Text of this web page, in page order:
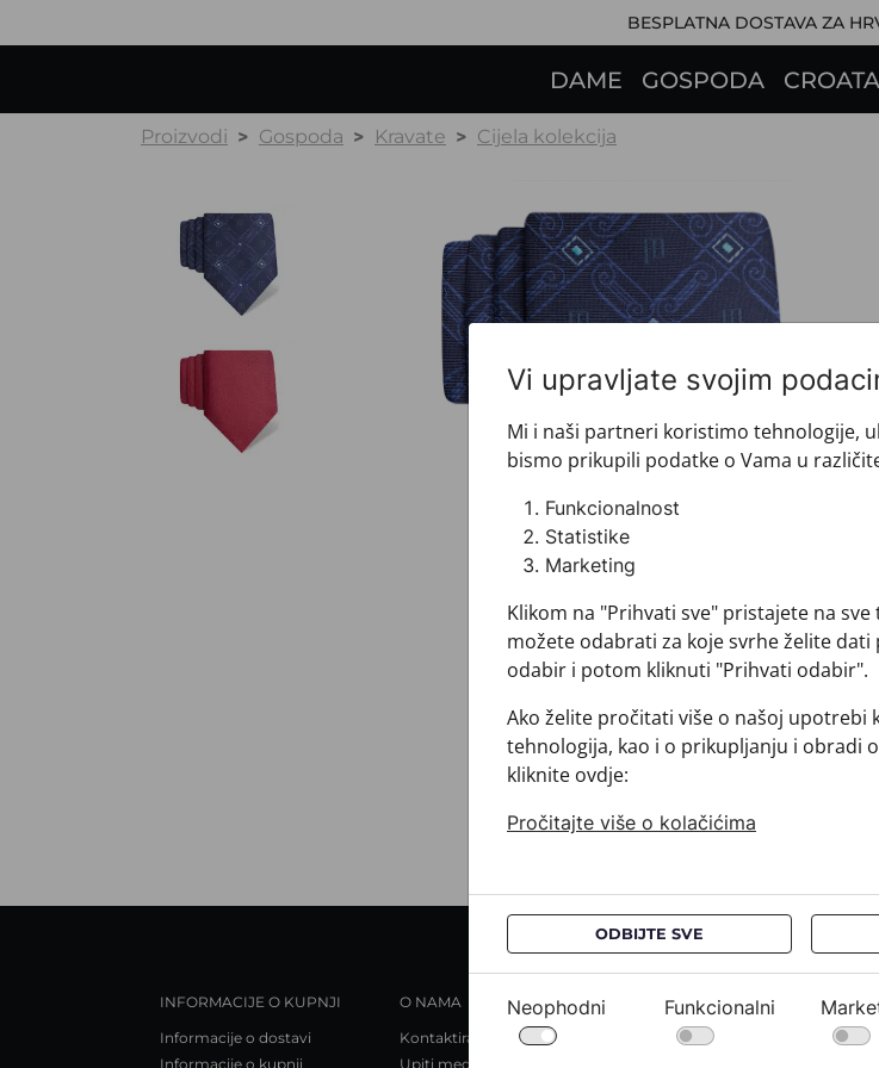
BESPLATNA DOSTAVA ZA
DAME GOSPODA
Proizvodi Gospoda Kravate Cijela kolekcija
INFORMACIJE O KUPNJI
Informacije o dostavi
Informacije o kupnji
O NAMA
Kontaktirajte nas
Upiti medija
Uvjeti kupnje / FAQ
Pravila o privatnosti /
Vi upravljate svojim
Mi i naši partneri koristimo tehnologije,
bismo prikupili podatke o Vama u
Funkcionalnost
Statistike
Marketing
Klikom na "Prihvati sve" pristajete na
možete odabrati za koje svrhe želite
odabir i potom kliknuti "Prihvati odabir".
Ako želite pročitati više o našoj upotrebi
tehnologija, kao i o prikupljanju i obradi
kliknite ovdje:
Pročitajte više o kolačićima
ODBIJTE SVE
Neophodni Funkcionalni